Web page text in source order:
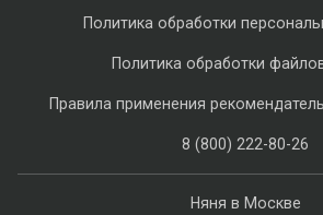
Няня в Москве
Политика обработки
Политика обработки
Правила применения
8 (800) 222-80-26